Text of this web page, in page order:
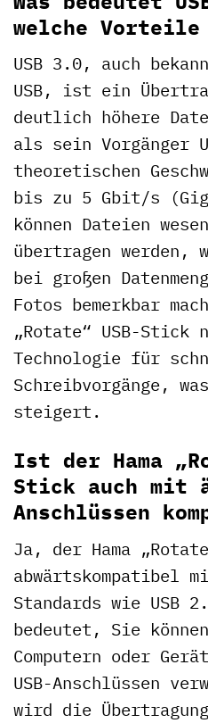
welche
USB 3.0, auch
USB, ist ein
deutlich höhere
als sein Vorgänger
theoretischen
bis zu 5 Gbit/s
können Dateien
übertragen werden,
bei großen
Fotos bemerkbar
„Rotate“ USB-Stick
Technologie für
Schreibvorgänge,
steigert.
Ist der Hama
Stick auch mit
Anschlüssen
Ja, der Hama
abwärtskompatibel
Standards wie USB
bedeutet, Sie
Computern oder
USB-Anschlüssen
wird die